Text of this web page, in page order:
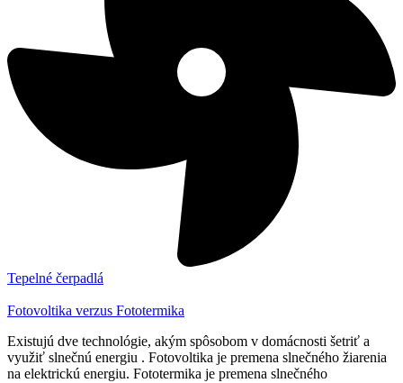
Tepelné čerpadlá
Fotovoltika verzus Fototermika
Existujú dve technológie, akým spôsobom v domácnosti šetriť a
využiť slnečnú energiu . Fotovoltika je premena slnečného žiarenia
na elektrickú energiu. Fototermika je premena slnečného